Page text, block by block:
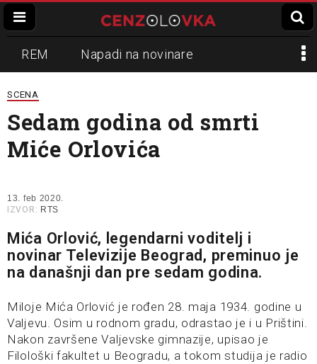
REM Napadi na novinare
Zvučni top
Propaganda Lokalni mediji
Informer Slavko Ćuruvija
SCENA
Sedam godina od smrti
Miće Orlovića
13. feb 2020.
IZVOR: RTS
Mića Orlović, legendarni voditelj i
novinar Televizije Beograd, preminuo je
na današnji dan pre sedam godina.
Miloje Mića Orlović je rođen 28. maja 1934. godine u
Valjevu. Osim u rodnom gradu, odrastao je i u Prištini.
Nakon završene Valjevske gimnazije, upisao je
Filološki fakultet u Beogradu, a tokom studija je radio